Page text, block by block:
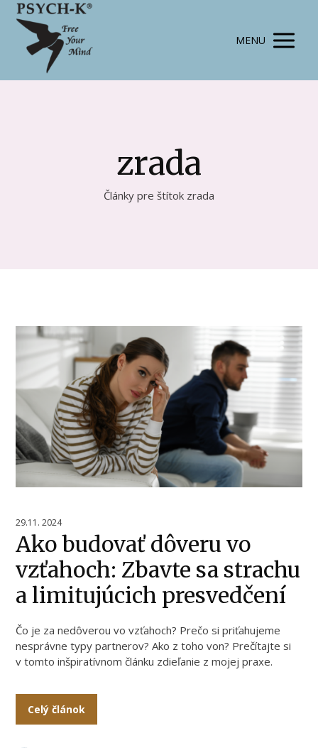
MENU
zrada
Články pre štítok zrada
29.11. 2024
Ako budovať dôveru vo
vzťahoch: Zbavte sa strachu
a limitujúcich presvedčení
Čo je za nedôverou vo vzťahoch? Prečo si priťahujeme
nesprávne typy partnerov? Ako z toho von? Prečítajte si
v tomto inšpiratívnom článku zdieľanie z mojej praxe.
Celý článok